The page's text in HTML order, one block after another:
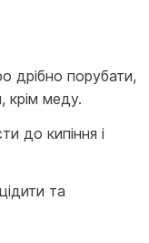
дрібно порубати,
крім меду.
до кипіння і
та